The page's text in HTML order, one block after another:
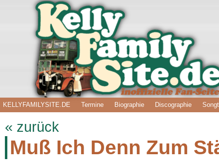
KELLYFAMILYSITE.DE Termine Biographie Discographie
« zurück
Muß Ich Denn Zum